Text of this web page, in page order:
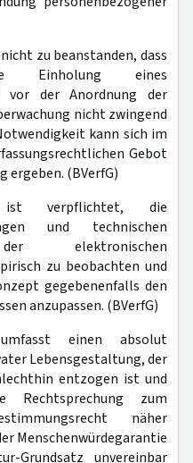
zu beanstanden, dass
Einholung eines
vor der Anordnung der
nicht zwingend
kann sich im
Gebot
ergeben. (BVerfG)
verpflichtet, die
und technischen
der elektronischen
zu beobachten und
gegebenenfalls den
anzupassen. (BVerfG)
einen absolut
Lebensgestaltung, der
entzogen ist und
Rechtsprechung zum
näher
Menschenwürdegarantie
Grundsatz unvereinbar